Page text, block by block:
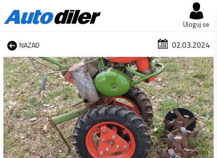
Uloguj se
NAZAD 02.03.2024
1 od 7